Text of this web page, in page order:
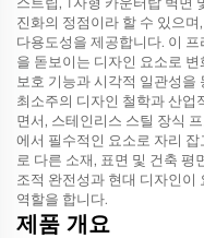
진화의 정점이라 할 수 있으
다용도성을 제공합니다. 이
을 돋보이는 디자인 요소로
보호 기능과 시각적 일관성을
최소주의 디자인 철학과 산업
면서, 스테인리스 스틸 장식
에서 필수적인 요소로 자리
로 다른 소재, 표면 및 건축
조적 완전성과 현대 디자인이
역할을 합니다.
제품 개요